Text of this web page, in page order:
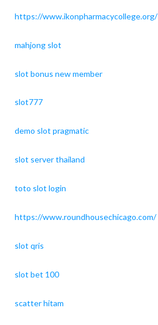
https://www.ikonpharmacycollege.org/
mahjong slot
slot bonus new member
slot777
demo slot pragmatic
slot server thailand
toto slot login
https://www.roundhousechicago.com/
slot qris
slot bet 100
scatter hitam